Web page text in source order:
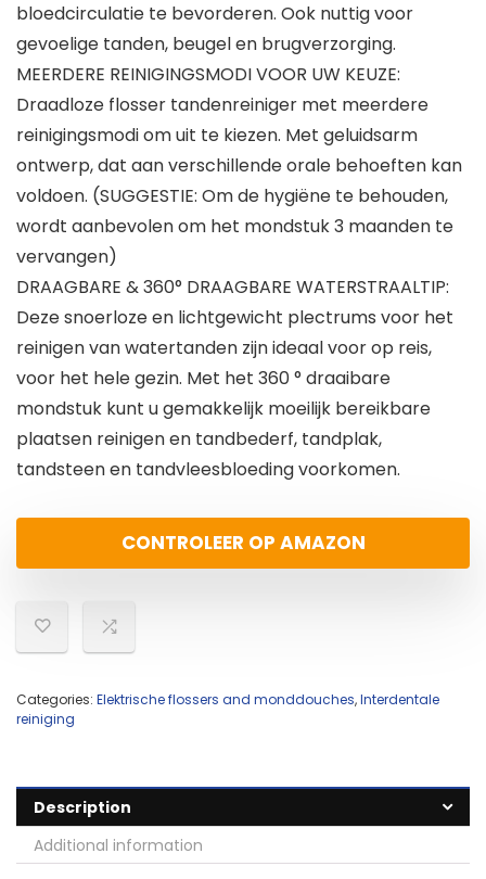
bloedcirculatie te bevorderen. Ook nuttig voor
gevoelige tanden, beugel en brugverzorging.
MEERDERE REINIGINGSMODI VOOR UW KEUZE:
Draadloze flosser tandenreiniger met meerdere
reinigingsmodi om uit te kiezen. Met geluidsarm
ontwerp, dat aan verschillende orale behoeften kan
voldoen. (SUGGESTIE: Om de hygiëne te behouden,
wordt aanbevolen om het mondstuk 3 maanden te
vervangen)
DRAAGBARE & 360° DRAAGBARE WATERSTRAALTIP:
Deze snoerloze en lichtgewicht plectrums voor het
reinigen van watertanden zijn ideaal voor op reis,
voor het hele gezin. Met het 360 ° draaibare
mondstuk kunt u gemakkelijk moeilijk bereikbare
plaatsen reinigen en tandbederf, tandplak,
tandsteen en tandvleesbloeding voorkomen.
CONTROLEER OP AMAZON
Categories: Elektrische flossers and monddouches,Interdentale
reiniging
Description
Additional information